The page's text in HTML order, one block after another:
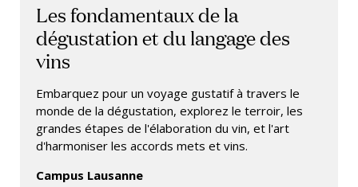
Les fondamentaux de la
dégustation et du langage des
vins
Embarquez pour un voyage gustatif à travers le
monde de la dégustation, explorez le terroir, les
grandes étapes de l'élaboration du vin, et l'art
d'harmoniser les accords mets et vins.
Campus Lausanne